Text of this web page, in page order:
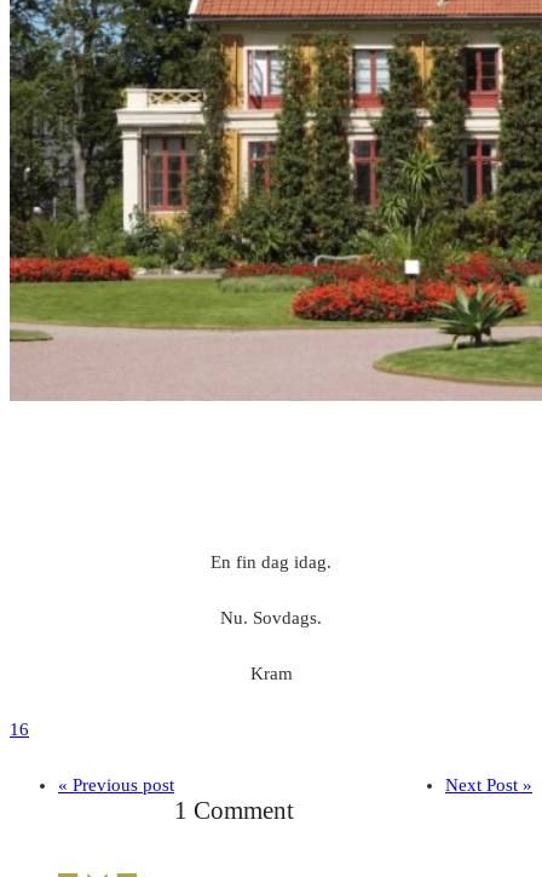
En fin dag idag.
Nu. Sovdags.
Kram
16
« Previous post Next Post »
1 Comment